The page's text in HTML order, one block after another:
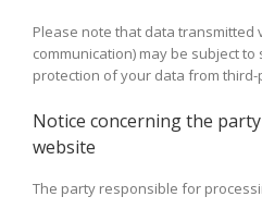
Please note that data transmitted
communication) may be subject
protection of your data from
Notice concerning the
website
The party responsible for